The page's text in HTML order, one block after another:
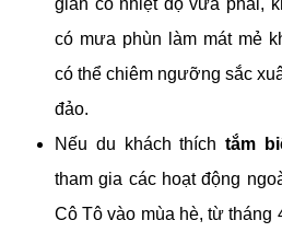
gian có nhiệt độ vừa phải,
có mưa phùn làm mát mẻ
có thể chiêm ngưỡng sắc
đảo.
Nếu du khách thíchtắm
tham gia các hoạt động
Cô Tô vào mùa hè, từ tháng